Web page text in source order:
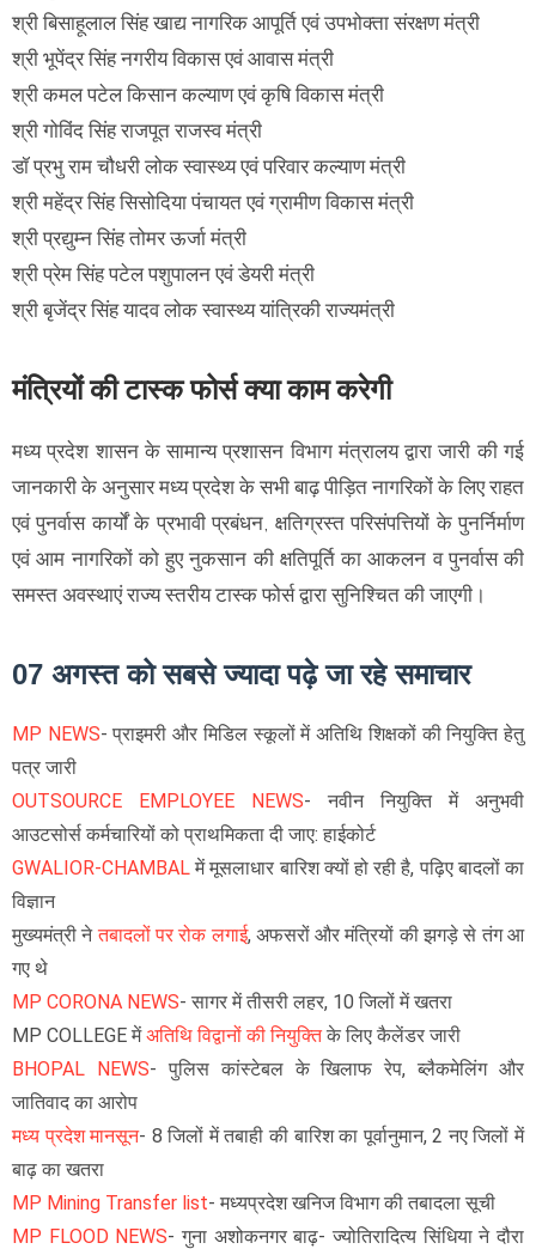
श्री बिसाहूलाल सिंह खाद्य नागरिक आपूर्ति एवं उपभोक्ता संरक्षण मंत्री
श्री भूपेंद्र सिंह नगरीय विकास एवं आवास मंत्री
श्री कमल पटेल किसान कल्याण एवं कृषि विकास मंत्री
श्री गोविंद सिंह राजपूत राजस्व मंत्री
डॉ प्रभु राम चौधरी लोक स्वास्थ्य एवं परिवार कल्याण मंत्री
श्री महेंद्र सिंह सिसोदिया पंचायत एवं ग्रामीण विकास मंत्री
श्री प्रद्युम्न सिंह तोमर ऊर्जा मंत्री
श्री प्रेम सिंह पटेल पशुपालन एवं डेयरी मंत्री
श्री बृजेंद्र सिंह यादव लोक स्वास्थ्य यांत्रिकी राज्यमंत्री
मंत्रियों की टास्क फोर्स क्या काम करेगी
मध्य प्रदेश शासन के सामान्य प्रशासन विभाग मंत्रालय द्वारा जारी की गई
जानकारी के अनुसार मध्य प्रदेश के सभी बाढ़ पीड़ित नागरिकों के लिए राहत
एवं पुनर्वास कार्यों के प्रभावी प्रबंधन, क्षतिग्रस्त परिसंपत्तियों के पुनर्निर्माण
एवं आम नागरिकों को हुए नुकसान की क्षतिपूर्ति का आकलन व पुनर्वास की
समस्त अवस्थाएं राज्य स्तरीय टास्क फोर्स द्वारा सुनिश्चित की जाएगी।
07 अगस्त को सबसे ज्यादा पढ़े जा रहे समाचार
MP NEWS- प्राइमरी और मिडिल स्कूलों में अतिथि शिक्षकों की नियुक्ति हेतु
पत्र जारी
OUTSOURCE EMPLOYEE NEWS- नवीन नियुक्ति में अनुभवी
आउटसोर्स कर्मचारियों को प्राथमिकता दी जाए: हाईकोर्ट
GWALIOR-CHAMBALमें मूसलाधार बारिश क्यों हो रही है, पढ़िए बादलों का
विज्ञान
मुख्यमंत्री नेतबादलों पर रोक लगाई, अफसरों और मंत्रियों की झगड़े से तंग आ
गए थे
MP CORONA NEWS- सागर में तीसरी लहर, 10 जिलों में खतरा
MP COLLEGE मेंअतिथि विद्वानों की नियुक्तिके लिए कैलेंडर जारी
BHOPAL NEWS- पुलिस कांस्टेबल के खिलाफ रेप, ब्लैकमेलिंग और
जातिवाद का आरोप
मध्य प्रदेश मानसून- 8 जिलों में तबाही की बारिश का पूर्वानुमान, 2 नए जिलों में
बाढ़ का खतरा
MP Mining Transfer list- मध्यप्रदेश खनिज विभाग की तबादला सूची
MP FLOOD NEWS- गुना अशोकनगर बाढ़- ज्योतिरादित्य सिंधिया ने दौरा